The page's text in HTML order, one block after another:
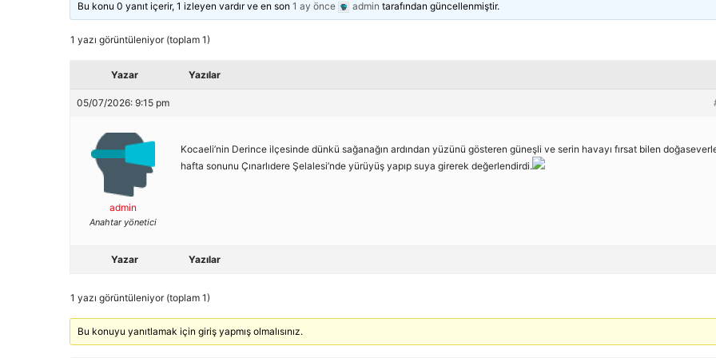
Bu konu 0 yanıt içerir, 1 izleyen vardır ve en son1 ay önce admin tarafından güncellenmiştir.
1 yazı görüntüleniyor (toplam 1)
Yazar Yazılar
05/07/2026: 9:15 pm
admin
Anahtar yönetici
Kocaeli’nin Derince ilçesinde dünkü sağanağın ardından yüzünü gösteren güneşli ve serin havayı fırsat bilen
hafta sonunu Çınarlıdere Şelalesi’nde yürüyüş yapıp suya girerek değerlendirdi.
Yazar Yazılar
1 yazı görüntüleniyor (toplam 1)
Bu konuyu yanıtlamak için giriş yapmış olmalısınız.